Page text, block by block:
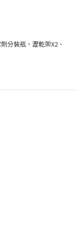
分裝瓶、瀝乾架X2、